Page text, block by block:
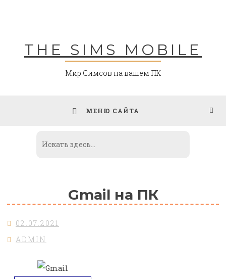
THE SIMS MOBILE
Мир Симсов на вашем ПК
МЕНЮ САЙТА
Gmail на ПК
02.07.2021
ADMIN